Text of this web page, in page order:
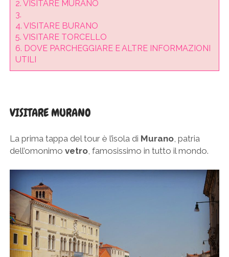
2. VISITARE MURANO
3.
4. VISITARE BURANO
5. VISITARE TORCELLO
6. DOVE PARCHEGGIARE E ALTRE INFORMAZIONI
UTILI
VISITARE MURANO
La prima tappa del tour è l’isola di Murano, patria
dell’omonimo vetro, famosissimo in tutto il mondo.